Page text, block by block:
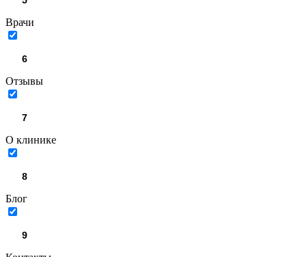
Врачи
Отзывы
О клинике
Блог